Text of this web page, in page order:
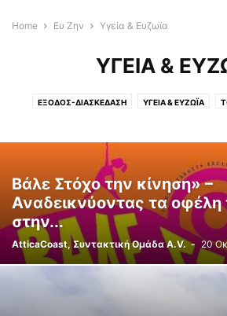
Home Ευ Ζην Υγεία & Ευζωϊα
ΥΓΕΊΑ &
ΈΞΟΔΟΣ-ΔΙΑΣΚΈΔΑΣΗ ΥΓΕΊΑ & ΕΥΖΩΪΑ
Βάλε Στόχο την κίνηση» –
Αναδεικνύοντας τα οφέλη
στην...
AtticaCoast, Συντακτική Ομάδα A.V. - 20